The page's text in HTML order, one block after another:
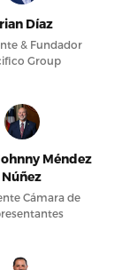
Díaz
& Fundador
Group
Méndez
Núñez
Cámara de